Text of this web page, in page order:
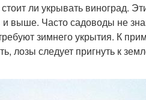
ли укрывать виноград.
выше. Часто садоводы не
зимнего укрытия. К
лозы следует пригнуть к